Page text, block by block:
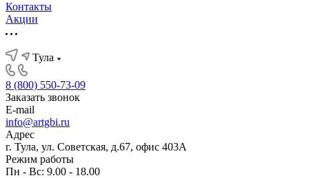
Контакты
Акции
Тула
8 (800) 550-73-09
Заказать звонок
E-mail
info@artgbi.ru
Адрес
г. Тула, ул. Советская, д.67, офис 403А
Режим работы
Пн - Вс: 9.00 - 18.00